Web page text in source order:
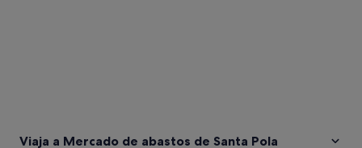
Viaja a Mercado de abastos de Santa Pola